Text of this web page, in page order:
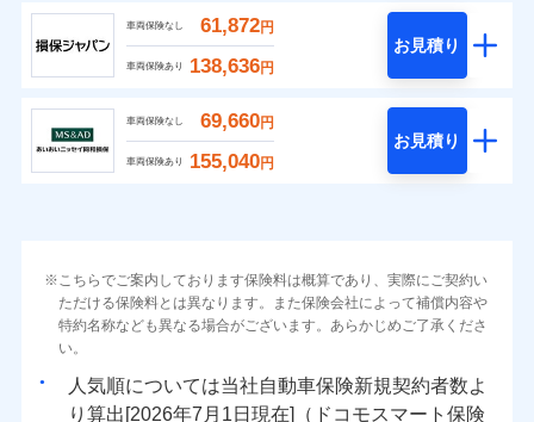
車両保険なし 61,872円
車両保険あり 138,636円
お見積り
車両保険なし 69,660円
車両保険あり 155,040円
お見積り
こちらでご案内しております保険料は概算であり、実際にご契約い
ただける保険料とは異なります。また保険会社によって補償内容や
特約名称なども異なる場合がございます。あらかじめご了承くださ
い。
人気順については当社
新規契約者数よ
り算出[
年 月
日現在]（ドコモスマート保険